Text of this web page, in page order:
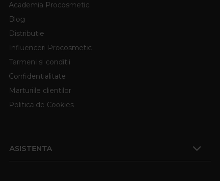
Academia Procosmetic
Blog
Distributie
Influenceri Procosmetic
Termeni si conditii
Confidentialitate
Marturiile clientilor
Politica de Cookies
ASISTENTA